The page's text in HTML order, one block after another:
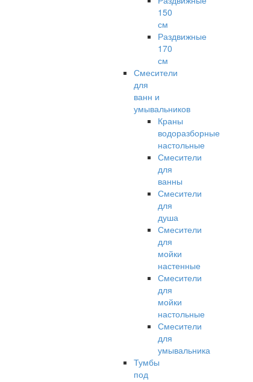
150
см
Раздвижные
170
см
Смесители
для
ванн и
умывальников
Краны
водоразборные
настольные
Смесители
для
ванны
Смесители
для
душа
Смесители
для
мойки
настенные
Смесители
для
мойки
настольные
Смесители
для
умывальника
Тумбы
под